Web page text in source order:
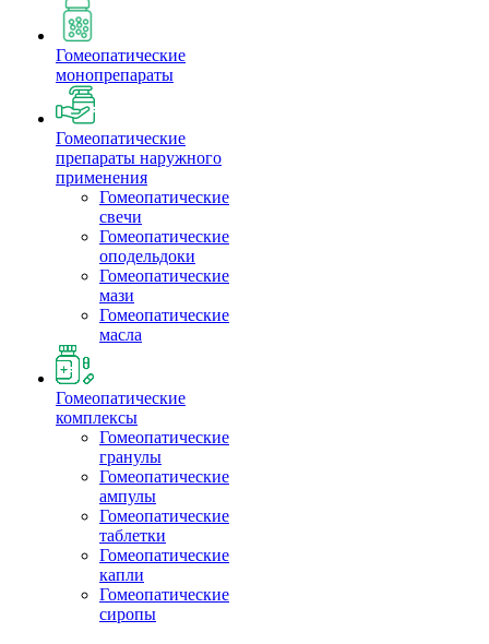
Гомеопатические
монопрепараты
Гомеопатические
препараты наружного
применения
Гомеопатические
свечи
Гомеопатические
оподельдоки
Гомеопатические
мази
Гомеопатические
масла
Гомеопатические
комплексы
Гомеопатические
гранулы
Гомеопатические
ампулы
Гомеопатические
таблетки
Гомеопатические
капли
Гомеопатические
сиропы